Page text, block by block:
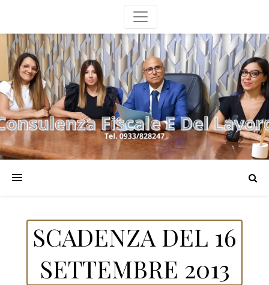
SCADENZA DEL 16
SETTEMBRE 2013